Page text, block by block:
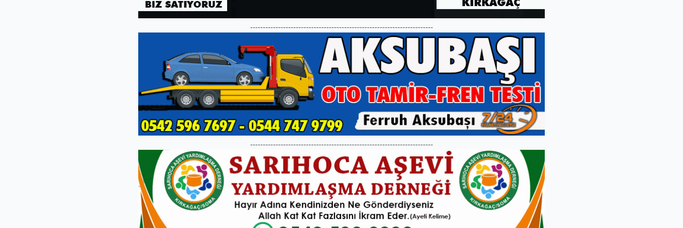
------------------------------------------------------------------------
------------------------------------------------------------------------